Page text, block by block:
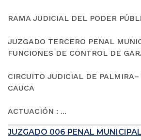
RAMA JUDICIAL DEL PODER
JUZGADO TERCERO PENAL
FUNCIONES DE CONTROL DE
CIRCUITO JUDICIAL DE
CAUCA
ACTUACIÓN : ...
JUZGADO 006 PENAL